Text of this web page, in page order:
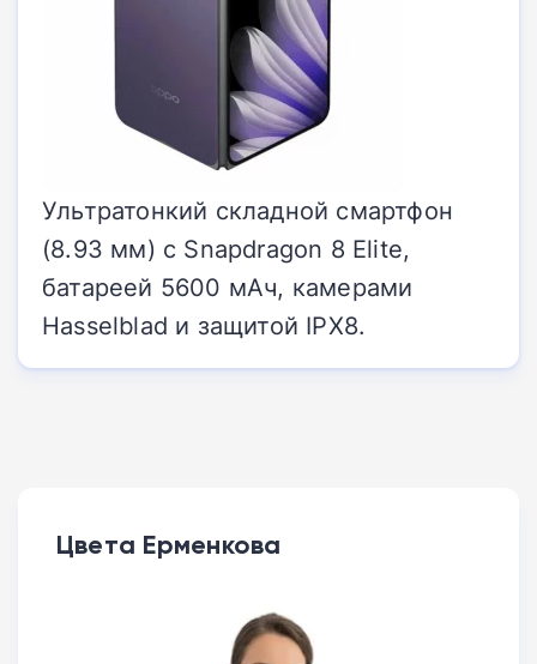
Ультратонкий складной смартфон
(8.93 мм) с Snapdragon 8 Elite,
батареей 5600 мАч, камерами
Hasselblad и защитой IPX8.
Цвета Ерменкова